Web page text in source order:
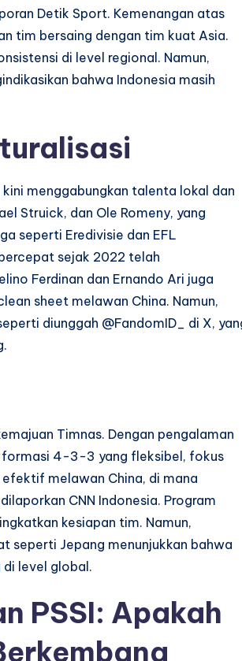
Detik Sport. Kemenangan atas
tim bersaing dengan tim kuat Asia.
di level regional. Namun,
bahwa Indonesia masih
menggabungkan talenta lokal dan
Struick, dan Ole Romeny, yang
seperti Eredivisie dan EFL
sejak 2022 telah
Ferdinan dan Ernando Ari juga
sheet melawan China. Namun,
diunggah @FandomID_ di X,
Timnas. Dengan pengalaman
formasi 4-3-3 yang fleksibel, fokus
melawan China, di mana
CNN Indonesia. Program
kesiapan tim. Namun,
seperti Jepang menunjukkan bahwa
di level global.
PSSI: Apakah